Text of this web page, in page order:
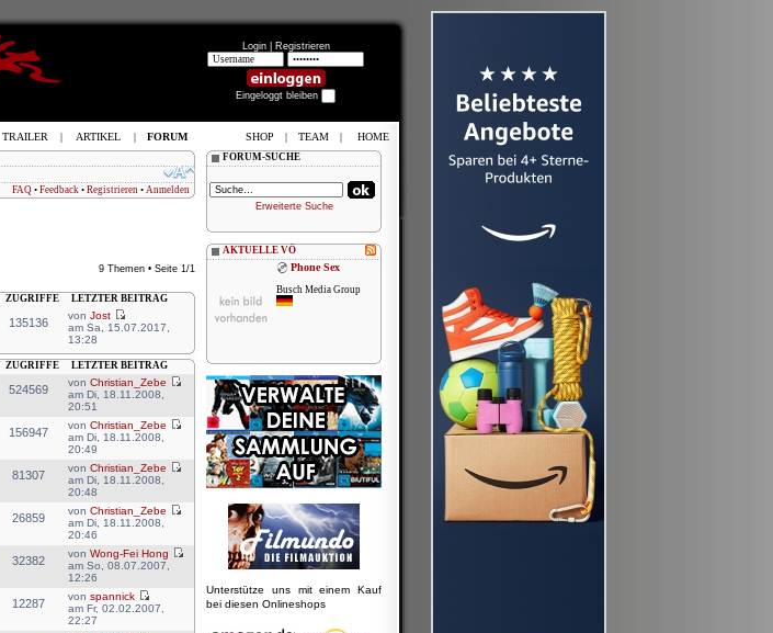
Login | Registrieren
Eingeloggt bleiben
FAQ • Feedback • Registrieren • Anmelden
9 Themen • Seite 1 /1
ZUGRIFFE LETZTER BEITRAG
135136
vonJost
am Sa, 15.07.2017,
13:28
ZUGRIFFE LETZTER BEITRAG
524569
vonChristian_Zebe
am Di, 18.11.2008,
20:51
156947
vonChristian_Zebe
am Di, 18.11.2008,
20:49
81307
vonChristian_Zebe
am Di, 18.11.2008,
20:48
26859
vonChristian_Zebe
am Di, 18.11.2008,
20:46
32382
vonWong-Fei Hong
am So, 08.07.2007,
12:26
12287
vonspannick
am Fr, 02.02.2007,
22:27
FORUM-SUCHE
Erweiterte Suche
AKTUELLE VÖ
Phone Sex
Busch Media Group
Unterstütze uns mit einem Kauf
bei diesen Onlineshops
TRAILER | ARTIKEL | FORUM SHOP | TEAM | HOME